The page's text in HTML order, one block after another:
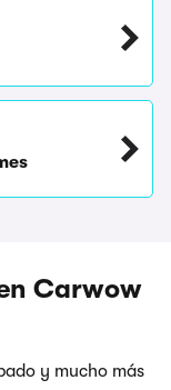
Carwow
y mucho más